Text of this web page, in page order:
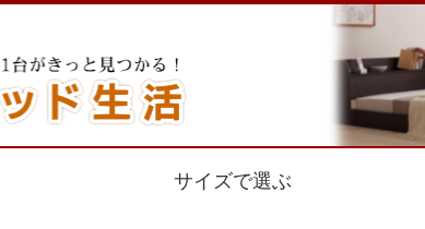
サイズで選ぶ